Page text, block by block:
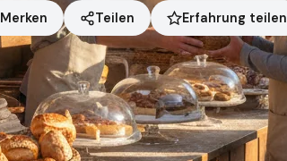
Merken Teilen Erfahrung teilen